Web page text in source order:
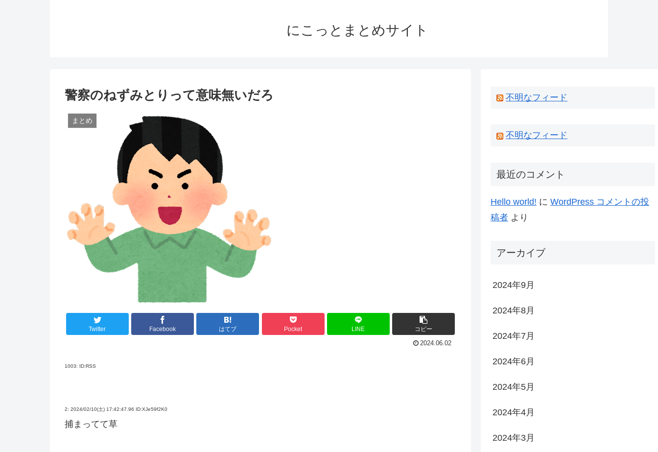
にこっとまとめサイト
警察のねずみとりって意味無いだろ
まとめ
Twitter Facebook はてブ Pocket LINE コピー
2024.06.02
1003: ID:RSS
2: 2024/02/10(土) 17:42:47.96 ID:XJe59f2K0
捕まってて草
不明なフィード
不明なフィード
最近のコメント
Hello world! に WordPress コメントの投
稿者 より
アーカイブ
2024年9月
2024年8月
2024年7月
2024年6月
2024年5月
2024年4月
2024年3月